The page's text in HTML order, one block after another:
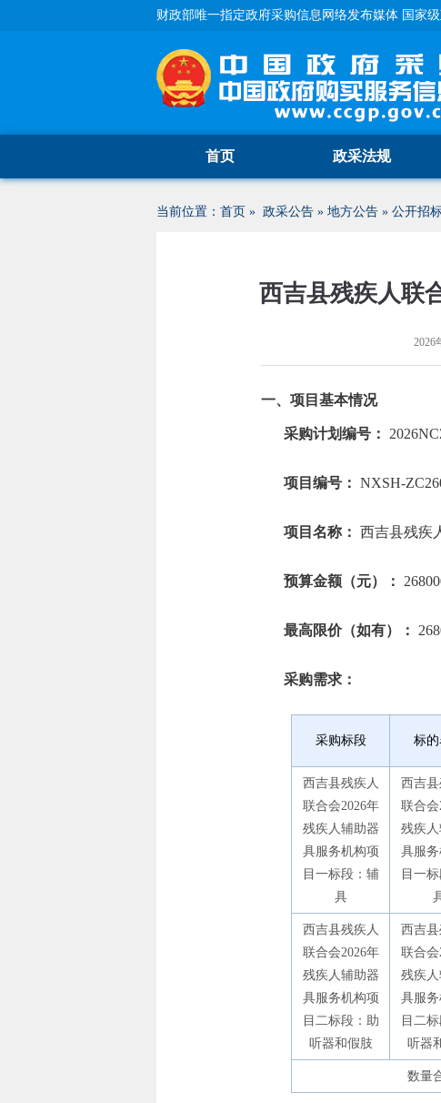
财政部唯一指定政府采购信息网络发布媒体 国家
首页 政采法规
当前位置： 首页 » 政采公告 » 地方公告 » 公开招
西吉县残疾人联
2026
一、项目基本情况
采购计划编号：
项目编号： NXSH-
项目名称： 西吉县残疾
预算金额（元）：
最高限价（如有）：
采购需求：
采购标段 标
西吉县残疾人
联合会2026年
残疾人辅助器
具服务机构项
目一标段：辅
具
西吉
联合会
残疾
具服
目一
西吉县残疾人
联合会2026年
残疾人辅助器
具服务机构项
目二标段：助
听器和假肢
西吉
联合会
残疾
具服
目二
听器
数量